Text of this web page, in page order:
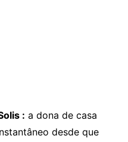
: a dona de casa
desde que